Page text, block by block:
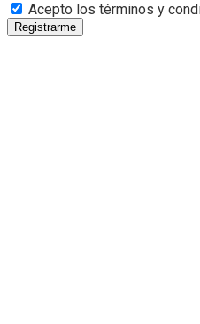
Acepto los términos y
Registrarme